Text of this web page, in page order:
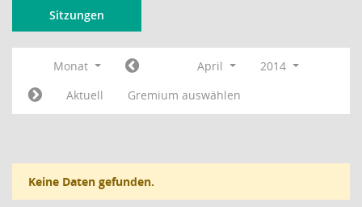
Sitzungen
Monat April
2014
Aktuell
Gremium auswählen
Keine Daten gefunden.